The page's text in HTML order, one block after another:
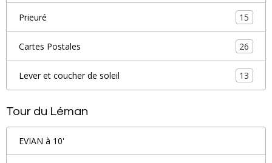
Prieuré 15
Cartes Postales 26
Lever et coucher de soleil 13
Tour du Léman
EVIAN à 10'